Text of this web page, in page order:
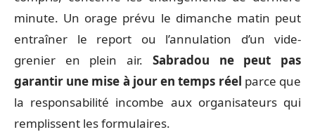
minute. Un orage prévu le dimanche matin peut
entraîner le report ou l’annulation d’un vide-
grenier en plein air. Sabradou ne peut pas
garantir une mise à jour en temps réel parce que
la responsabilité incombe aux organisateurs qui
remplissent les formulaires.